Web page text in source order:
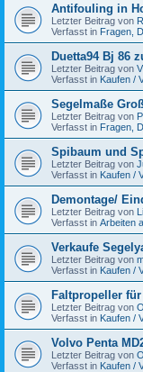
Antifouling in
Letzter Beitrag von
Verfasst in Fragen,
Duetta94 Bj 86
Letzter Beitrag von
Verfasst in Kaufen /
Segelmaße
Letzter Beitrag von
Verfasst in Fragen,
Spibaum und
Letzter Beitrag von
Verfasst in Kaufen /
Demontage/
Letzter Beitrag von
Verfasst in Arbeiten
Verkaufe
Letzter Beitrag von
Verfasst in Kaufen /
Faltpropeller für
Letzter Beitrag von
Verfasst in Kaufen /
Volvo Penta
Letzter Beitrag von
Verfasst in Kaufen /